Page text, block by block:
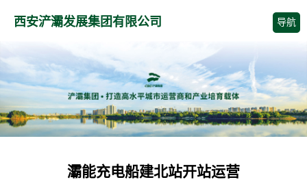
西安浐灞发展集团有限公司 导航
灞能充电船建北站开站运营